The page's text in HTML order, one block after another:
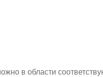
в области